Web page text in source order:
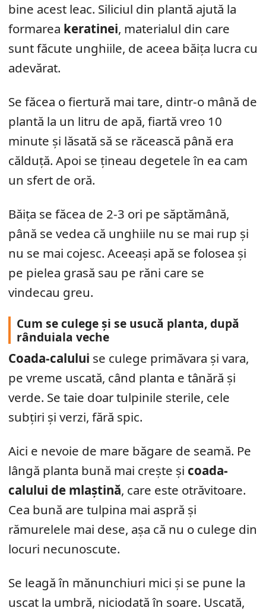
bine acest leac. Siliciul din plantă ajută la
formarea keratinei, materialul din care
sunt făcute unghiile, de aceea băița lucra cu
adevărat.
Se făcea o fiertură mai tare, dintr-o mână de
plantă la un litru de apă, fiartă vreo 10
minute și lăsată să se răcească până era
călduță. Apoi se țineau degetele în ea cam
un sfert de oră.
Băița se făcea de 2-3 ori pe săptămână,
până se vedea că unghiile nu se mai rup și
nu se mai cojesc. Aceeași apă se folosea și
pe pielea grasă sau pe răni care se
vindecau greu.
Cum se culege și se usucă planta, după
rânduiala veche
Coada-calului se culege primăvara și vara,
pe vreme uscată, când planta e tânără și
verde. Se taie doar tulpinile sterile, cele
subțiri și verzi, fără spic.
Aici e nevoie de mare băgare de seamă. Pe
lângă planta bună mai crește și coada-
calului de mlaștină, care este otrăvitoare.
Cea bună are tulpina mai aspră și
rămurelele mai dese, așa că nu o culege din
locuri necunoscute.
Se leagă în mănunchiuri mici și se pune la
uscat la umbră, niciodată în soare. Uscată,